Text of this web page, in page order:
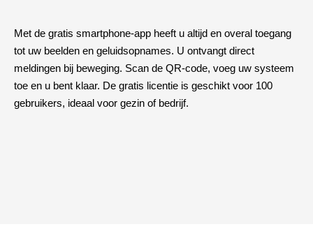
Met de gratis smartphone-app heeft u altijd en overal toegang
tot uw beelden en geluidsopnames. U ontvangt direct
meldingen bij beweging. Scan de QR-code, voeg uw systeem
toe en u bent klaar. De gratis licentie is geschikt voor 100
gebruikers, ideaal voor gezin of bedrijf.